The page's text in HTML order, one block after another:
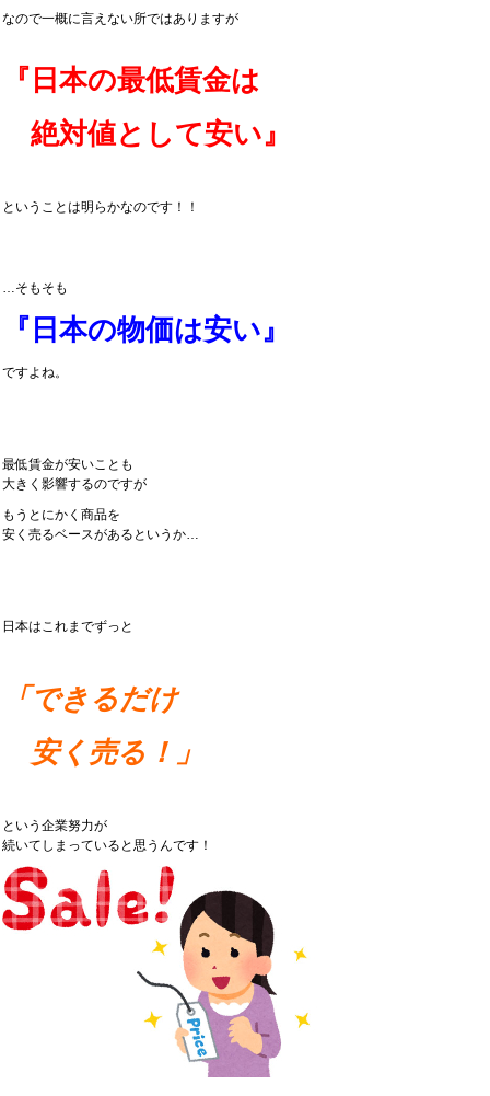
なので一概に言えない所ではありますが
『日本の最低賃金は
絶対値として安い』
ということは明らかなのです！！
…そもそも
『日本の物価は安い』
ですよね。
最低賃金が安いことも
大きく影響するのですが
もうとにかく商品を
安く売るベースがあるというか…
日本はこれまでずっと
「できるだけ
安く売る！」
という企業努力が
続いてしまっていると思うんです！